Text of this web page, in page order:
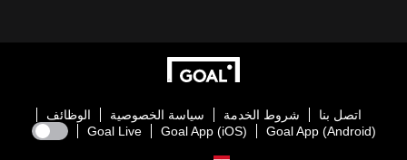
اتصل بنا شروط الخدمة سياسة الخصوصية
الوظائف
Goal App (Android)
Goal App (iOS)
Goal Live